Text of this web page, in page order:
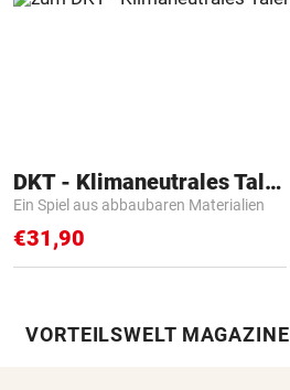
DKT - Klimaneutrales Talent
Ein Spiel aus abbaubaren Materialien
€31,90
VORTEILSWELT MAGAZINE